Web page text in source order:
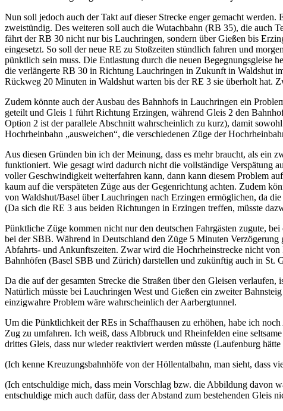
Nun soll jedoch auch der Takt auf dieser Strecke enger gemacht
zweistündig. Des weiteren soll auch die Wutachbahn (RB 35), die auch
fährt der RB 30 nicht nur bis Lauchringen, sondern über Gießen bis
eingesetzt. So soll der neue RE zu Stoßzeiten stündlich fahren und
pünktlich sein muss. Die Entlastung durch die neuen Begegnungsgleise
die verlängerte RB 30 in Richtung Lauchringen in Zukunft in Waldshut
Rückweg 20 Minuten in Waldshut warten bis der RE 3 sie überholt hat.
Zudem könnte auch der Ausbau des Bahnhofs in Lauchringen ein
geteilt und Gleis 1 führt Richtung Erzingen, während Gleis 2 den
Option 2 ist der parallele Abschnitt wahrscheinlich zu kurz), damit
Hochrheinbahn „ausweichen“, die verschiedenen Züge der
Aus diesen Gründen bin ich der Meinung, dass es mehr braucht, als ein
funktioniert. Wie gesagt wird dadurch nicht die vollständige Verspätung
voller Geschwindigkeit weiterfahren kann, dann kann diesem Problem
kaum auf die verspäteten Züge aus der Gegenrichtung achten. Zudem
von Waldshut/Basel über Lauchringen nach Erzingen ermöglichen, da
(Da sich die RE 3 aus beiden Richtungen in Erzingen treffen, müsste
Pünktliche Züge kommen nicht nur den deutschen Fahrgästen zugute,
bei der SBB. Während in Deutschland den Züge 5 Minuten
Abfahrts- und Ankunftszeiten. Zwar wird die Hochrheinstrecke nicht
Bahnhöfen (Basel SBB und Zürich) darstellen und zukünftig auch in St.
Da die auf der gesamten Strecke die Straßen über den Gleisen
Natürlich müsste bei Lauchringen West und Gießen ein zweiter
einzigwahre Problem wäre wahrscheinlich der Aarbergtunnel.
Um die Pünktlichkeit der REs in Schaffhausen zu erhöhen, habe ich
Zug zu umfahren. Ich weiß, dass Albbruck und Rheinfelden eine
drittes Gleis, dass nur wieder reaktiviert werden müsste (Laufenburg
(Ich kenne Kreuzungsbahnhöfe von der Höllentalbahn, man sieht, dass
(Ich entschuldige mich, dass mein Vorschlag bzw. die Abbildung davon
entschuldige mich auch dafür, dass der Abstand zum bestehenden Gleis